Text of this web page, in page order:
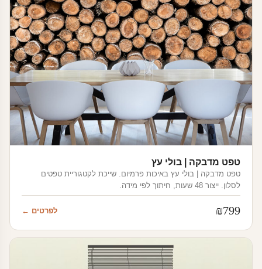
טפט מדבקה | בולי עץ
טפט מדבקה | בולי עץ באיכות פרמיום. שייכת לקטגוריית טפטים
לסלון. ייצור 48 שעות, חיתוך לפי מידה.
₪799 לפרטים ←